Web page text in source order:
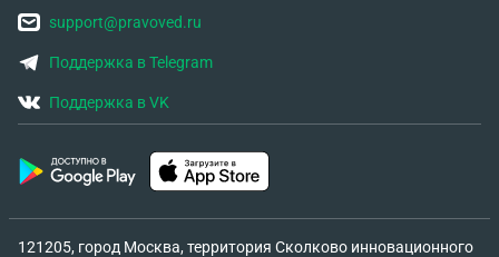
support@pravoved.ru
Поддержка в Telegram
Поддержка в VK
121205, город Москва, территория Сколково инновационного